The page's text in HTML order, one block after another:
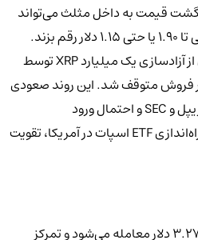
قیمت به داخل مثلث می‌تواند
شکست اخیر را کاذب کند و افتی تا ۱.۹۰ یا حتی ۱.۱۵ دلار رقم بزند.
حرکت اخیر به سمت ۴ دلار پس از آزادسازی یک میلیارد XRP توسط
فروش متوقف شد. این روند صعودی
پیش‌تر با پایان پرونده حقوقی ریپل و SEC و احتمال ورود
سرمایه‌گذاران نهادی، از جمله راه‌اندازی ETF اسپات در آمریکا، تقویت
در زمان نگارش، XRP با قیمت ۳.۲۷ دلار معامله می‌شود و تمرکز